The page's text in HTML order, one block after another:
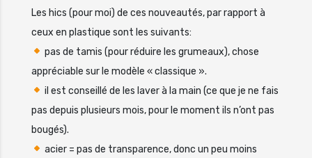
Les hics (pour moi) de ces nouveautés, par rapport à
ceux en plastique sont les suivants:
pas de tamis (pour réduire les grumeaux), chose
appréciable sur le modèle « classique ».
il est conseillé de les laver à la main (ce que je ne fais
pas depuis plusieurs mois, pour le moment ils n’ont pas
bougés).
acier = pas de transparence, donc un peu moins